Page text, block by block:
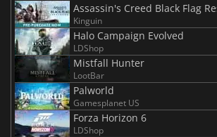
Assassin's Creed Black Flag
Kinguin
Halo Campaign Evolved
LDShop
Mistfall Hunter
LootBar
Palworld
Gamesplanet US
Forza Horizon 6
LDShop